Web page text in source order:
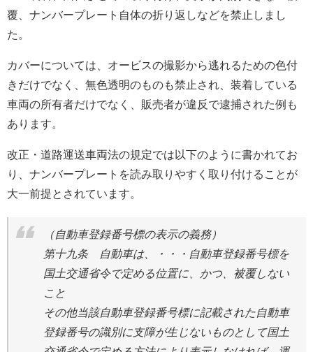
覆、ナンバープレート自体の折り返しなどを禁止しまし
た。
カバーについては、オービスの撮影から逃れるための色付
きだけでなく、無色透明のものも禁止され、装着している
車両の所有者だけでなく、販売者が違反で逮捕された例も
あります。
改正・道路運送車両法の規定では以下のように書かれてお
り、ナンバープレートを読み取りやすく取り付けることが
大一前提とされています。
（自動車登録番号標の表示の義務）
第十九条 自動車は、・・・自動車登録番号標を
国土交通省令で定める位置に、かつ、被覆しない
こと
その他当該自動車登録番号標に記載された自動車
登録番号の識別に支障が生じないものとして国土